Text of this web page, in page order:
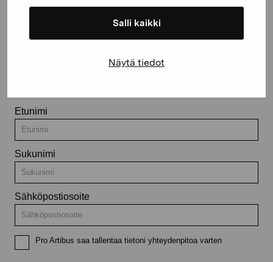
Salli kaikki
Näytä tiedot
Pysy ajantasalla näyttelyistä ja
Etunimi
Sukunimi
Sähköpostiosoite
Pro Artibus saa tallentaa tietoni yhteydenpitoa varten